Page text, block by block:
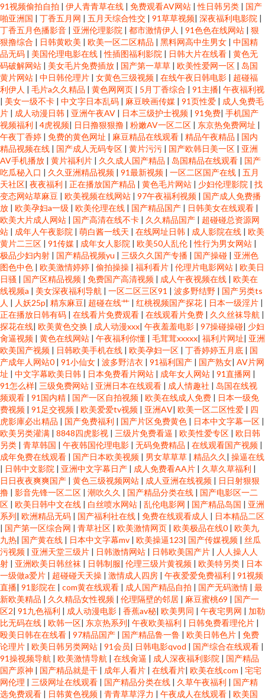
91视频偷拍自拍 | 伊人青青草在线 | 免费观看AV网站 |性日韩另类 | 国产
啪亚洲国 | 丁香五月网 | 五月天综合性交 | 91草草视频| 深夜福利电影院 |
丁香五月色播影音 | 亚洲伦理影院 | 都市激情伊人 | 91色色在线网站 | 狠
狠撸综合 | 日韩黄欧美 | 欧美一区二区精品 | 黑料网高中生男女 | 中国精
品无码 | 美国伦理电影在线 |性插图福利影院 | 日韩大片在线看 | 黄色无
码破解网站 | 美女毛片免费插放 | 国产第一草草 | 欧美性爱网一区 | 岛国
黄片网站 | 中日韩伦理片 | 女黄色三级视频 | 在线午夜日韩电影 | 超碰福
利伊人 | 毛片a久久精品 | 黄色网网页 | 5月丁香综合 | 91主播| 午夜福利视
| 美女一级不卡 | 中文字日本乱码 | 麻豆映画传媒 | 91页性爱 | 成人免费毛
片 | 成人动漫日韩 | 亚洲午夜AV | 日本三级护士视频 | 91免费| 手机国产
视频福利 | 4虎视频| 日日撸狠狠撸 | 粉嫩AV一区二区 | 东京热免费网址 |
午夜丁香婷 | 免费的黄色网址 | 麻豆精品在线观看 | 精品午夜精品 | 国内
精品视频在线 | 国产成人无码专区 | 黄片污污 | 国产欧韩日美一区 | 亚洲
AV手机播放 | 黄片福利片 | 久久成人国产精品 | 岛国精品在线观看 | 国产
吃瓜秘入口 | 久久亚洲精品视频 | 91最新视频 | 一区二区国产在线 | 五月
天社区| 夜夜福利 | 正在播放国产精品 | 黄色毛片网站 | 少妇伦理影院 | 找
变态网站草麻豆 | 欧美视频在线网站 | 97午夜福利视频 | 国产成人免费播
放 | 欧美孕妇a一级 | 欧美伦理在线 | 国产精品国产 | 日韩美女在线观看 |
欧美大片成人网站 | 国产高清在线不卡 | 久久精品国产 | 超碰碰总资源网
站 | 成年人午夜影院 | 萌白酱一线天 | 在线网址日韩 | 成人影院在线 | 欧美
黄片二三区 | 91传媒 | 成年女人影院 | 欧美50人乱伦 |性行为男女网站 |
极品少妇内射 | 国产精品视频yu | 三级久久国产专播 | 国产操碰 | 亚洲色
图色中色 | 欧美激情婷婷 | 偷拍操操 | 福利看片 | 伦理片电影网站 | 欧美日
日骚 | 国产区精品视频 | 免费国产高清视频 | 成人午夜视频在线 | 欧美在
线视频a | 美女深夜福利导航 | 一区二区三区91 | 波多野结野 | 国产另类ts
人 | 人妖25p| 精东麻豆| 超碰在线艹 | 红桃视频国产探花 | 日本一级淫片 |
正在播放日韩有码 | 在线看片免费观看 | 在线观看片免费 | 久久丝袜导航 |
探花在线| 欧美黄色交换 | 成人动漫xxx| 午夜羞羞电影 | 97操碰操碰| 少妇
肏逼视频 | 黄色在线网站 | 午夜福利你懂 | 毛茸茸xxxxx| 福利片网址| 亚洲
欧美国产视频 | 日韩欧美手机在线 | 欧美孕妇一区 | 丁香婷婷五月底 | 国
产成年人网站0 | 91小仙女 | 波多野洁衣 | 91福利国产 | 国产熟女| AV片网
址 | 中文字幕欧美日韩 | 日本免费看片网站 | 成年女人网站 | 91直播网 |
91怎么样| 三级免费网站 | 亚洲日本在线观看 | 成人情趣社 | 岛国在线视
频观看 | 91国内精 | 国产一区自拍视频 | 欧美在线成人免费 | 日本一级免
费视频 | 91足交视频 | 欧美爱爱tv视频 | 亚洲AⅤ| 欧美一区二区性爱 | 四
虎影庫必出精品 | 国产免费福利 | 国产片区免费黄色 | 日本中文字幕一区 |
欧美另类灌满 | 8848四虎影视 | 三级片免费看逼 | 欧美性爱专区 | 欧日韩
另类 | 青草韩国 | 午夜韩国伦理电影 | 无码免费精品 | 在线观看国产视频 |
成年免费在线观看 | 国产日本欧美视频 | 男女草草草 | 精品久久 | 操逼在线
| 日韩中文影院 | 亚洲中文字幕日产 | 成人免费看AA片 | 久草久草福利 |
日日夜夜爽爽国产 | 黄色三级视频网站 | 成人亚洲在线视频 | 日日射狠狠
撸 | 影音先锋一区二区 | 潮吹久久 | 国产精品分类在线 | 国产电影区一二
区 | 欧美日韩中文在线 | 白丝喷水网站 | 乱伦电影网 | 国产精品岛国 | 亚洲
系列| 欧洲精品无码 | 国产福利社在线 | 免费在线观看成人 | 日本精品二区
| 国产第一区综合网 | 青草社区 | 欧美激情网页 | 欧美极品在线0 | 欧美九
九热| 国产黄在线 | 日本中文字幕mv | 欧美操逼123| 国产传媒视频 | 丝瓜
污视频 | 亚洲天堂三级片 | 日韩激情网站 | 日韩欧美国产片 | 人人操人人
射 | 亚洲欧美日韩丝袜 | 日韩制服| 伦理三级片黄视频 | 欧美特另类 | 日本
一级做a爱片 | 超碰碰天天操 | 激情成人四房 | 午夜爱爱免费福利 | 91视频
直播| 91影院在 | com黄在线观看 | 成人国产精品自拍 | 国产无码激情 | 最
新欧美精品 | 久久精品女性视频 | 伦理隔壁的邻居 | 麻豆蜜桃69 | 国产一
区2| 91九色福利 | 成人动漫电影 | 香蕉av秘| 欧美男同 | 午夜宅男网 | 加勒
比无码在线 | 欧韩一区| 东京热系列| 午夜欧美福利 | 日韩免费看理伦片 |
殴美日韩在在线看 | 97精品国产 | 国产精品鲁一鲁 | 欧美日韩色片 | 免费
论理片 | 欧美日韩另类网站 | 91会员| 日韩电影qvod | 国产综合在线观看 |
91操视频导航 | 欧美激情导航 | 在线肏逼 | 成人深夜福利影院 | 国产精品
国产原神 | 国产精品就是干 | 成年人看片 | 在线看片| 欧美在线com | 宅宅
网伦理 | 三级网址在线观看 | 国产精品分类在线 | 久草午夜福利 | 国产精
选免费观看 | 日韩黄色视频 | 青青草草浮力 | 午夜成人在线观看 | 欧美国